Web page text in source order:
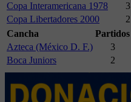
Copa Interamericana 1978
3
Copa Libertadores 2000
2
Cancha
Partidos
Azteca (México D. F.)
3
Boca Juniors
2